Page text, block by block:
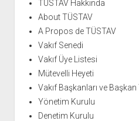
TÜSTAV Hakkında
About TÜSTAV
A Propos de TÜSTAV
Vakıf Senedi
Vakıf Üye Listesi
Mütevelli Heyeti
Vakıf Başkanları ve Başkan
Yönetim Kurulu
Denetim Kurulu